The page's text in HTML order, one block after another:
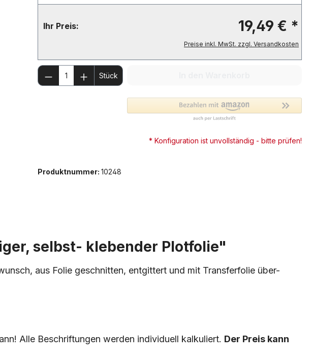
Ihr Preis: 19,49 € *
Preise inkl. MwSt. zzgl. Versandkosten
Produkt Anzahl: Gib den gewünschten Wert
Stück
* Konfiguration ist unvollständig - bitte prüfen!
Produktnummer: 10248
selbst- klebender Plotfolie"
aus Folie geschnitten, entgittert und mit Transferfolie über-
Alle Beschriftungen werden individuell kalkuliert. Der Preis kann